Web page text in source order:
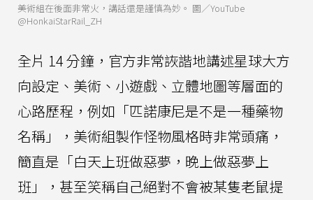
美術組在後面非常火，講話還是謹慎為妙。 圖／YouTube
@HonkaiStarRail_ZH
全片 14 分鐘，官方非常詼諧地講述星球大方
向設定、美術、小遊戲、立體地圖等層面的
心路歷程，例如「匹諾康尼是不是一種藥物
名稱」，美術組製作怪物風格時非常頭痛，
簡直是「白天上班做惡夢，晚上做惡夢上
班」，甚至笑稱自己絕對不會被某隻老鼠提